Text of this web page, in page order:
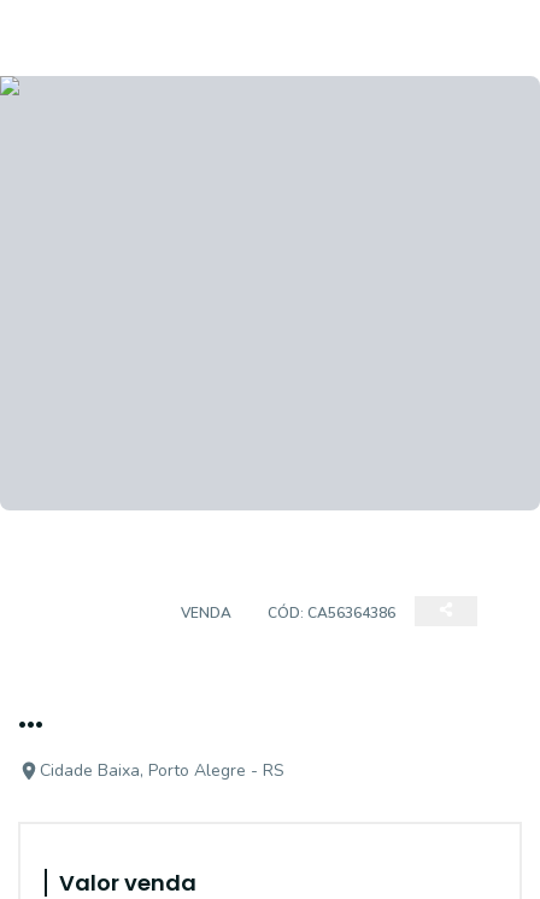
VENDA CÓD: CA56364386
...
Cidade Baixa, Porto Alegre - RS
Valor venda